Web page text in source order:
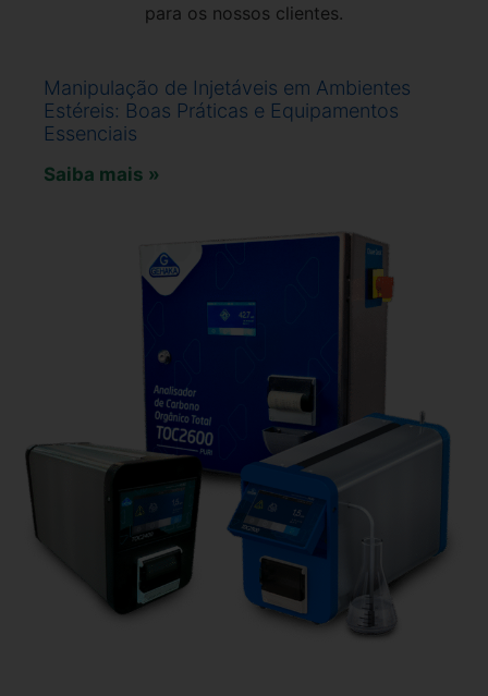
para os nossos clientes.
Manipulação de Injetáveis em Ambientes
Estéreis: Boas Práticas e Equipamentos
Essenciais
Saiba mais »